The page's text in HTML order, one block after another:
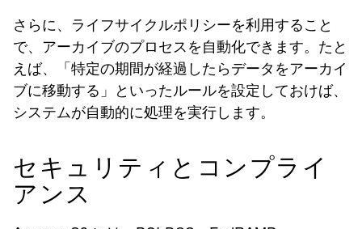
さらに、ライフサイクルポリシーを利用すること
で、アーカイブのプロセスを自動化できます。たと
えば、「特定の期間が経過したらデータをアーカイ
ブに移動する」といったルールを設定しておけば、
システムが自動的に処理を実行します。
セキュリティとコンプライ
アンス